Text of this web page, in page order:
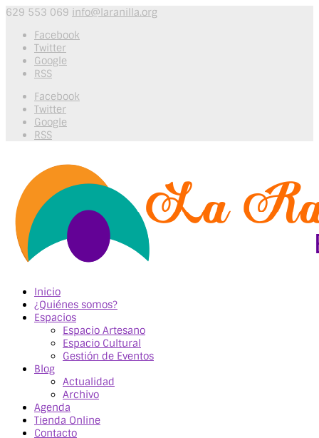
629 553 069 info@laranilla.org
Facebook
Twitter
Google
RSS
Facebook
Twitter
Google
RSS
Inicio
¿Quiénes somos?
Espacios
Espacio Artesano
Espacio Cultural
Gestión de Eventos
Blog
Actualidad
Archivo
Agenda
Tienda Online
Contacto